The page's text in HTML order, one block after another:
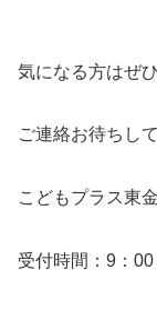
気になる方はぜ
ご連絡お待ちし
こどもプラス東
受付時間：9：